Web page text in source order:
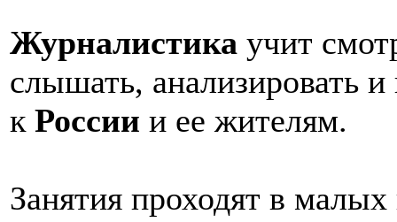
Журналистика учит
слышать, анализировать
к России и ее жителям.
Занятия проходят в малых